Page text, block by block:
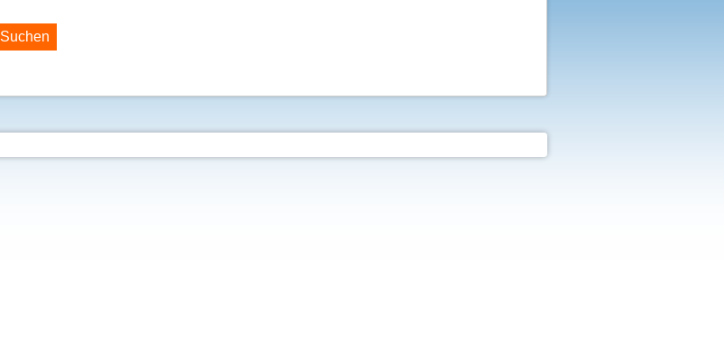
Suchen